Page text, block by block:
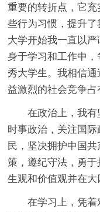
重要的转折点，它
些行为习惯，提升
大学开始我一直以
身于学习和工作中
秀大学生。我相信
益激烈的社会竞争占
在政治上，我
时事政治，关注国
民，坚决拥护中国
策，遵纪守法，勇
生观和价值观并在大
在学习上，凭